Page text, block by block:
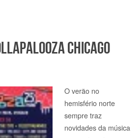
Chicago
O verão no
hemisfério norte
sempre traz
novidades da música